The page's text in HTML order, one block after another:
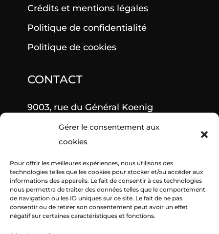
Gérer le consentement aux
cookies
Pour offrir les meilleures expériences, nous utilisons des
technologies telles que les cookies pour stocker et/ou accéder aux
informations des appareils. Le fait de consentir à ces technologies
nous permettra de traiter des données telles que le comportement
de navigation ou les ID uniques sur ce site. Le fait de ne pas
consentir ou de retirer son consentement peut avoir un effet
négatif sur certaines caractéristiques et fonctions.
Crédits et mentions légales
Politique de confidentialité
Politique de cookies
CONTACT
9003, rue du Général Koenig
27500 Pont-Audemer
18h
Samedi 10h-12h
02 27 36 91 10